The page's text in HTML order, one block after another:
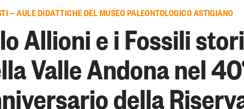
— AULE DIDATTICHE DEL MUSEO PALEONTOLOGICO ASTIGIANO
Allioni e i Fossili
Valle Andona nel
della